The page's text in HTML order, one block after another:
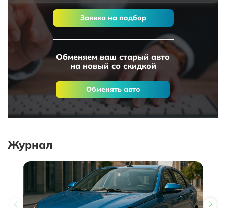
Заявка на подбор
Обменяем ваш старый авто
на новый со скидкой
Обменять авто
Журнал